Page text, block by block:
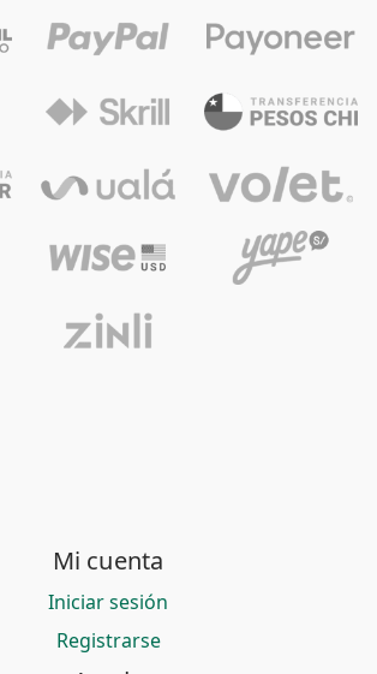
Mi cuenta
Iniciar sesión
Registrarse